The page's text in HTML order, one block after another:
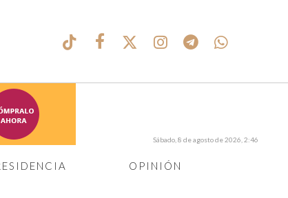
OPINIÓN
Sábado, 8 de agosto de 2026, 2:46